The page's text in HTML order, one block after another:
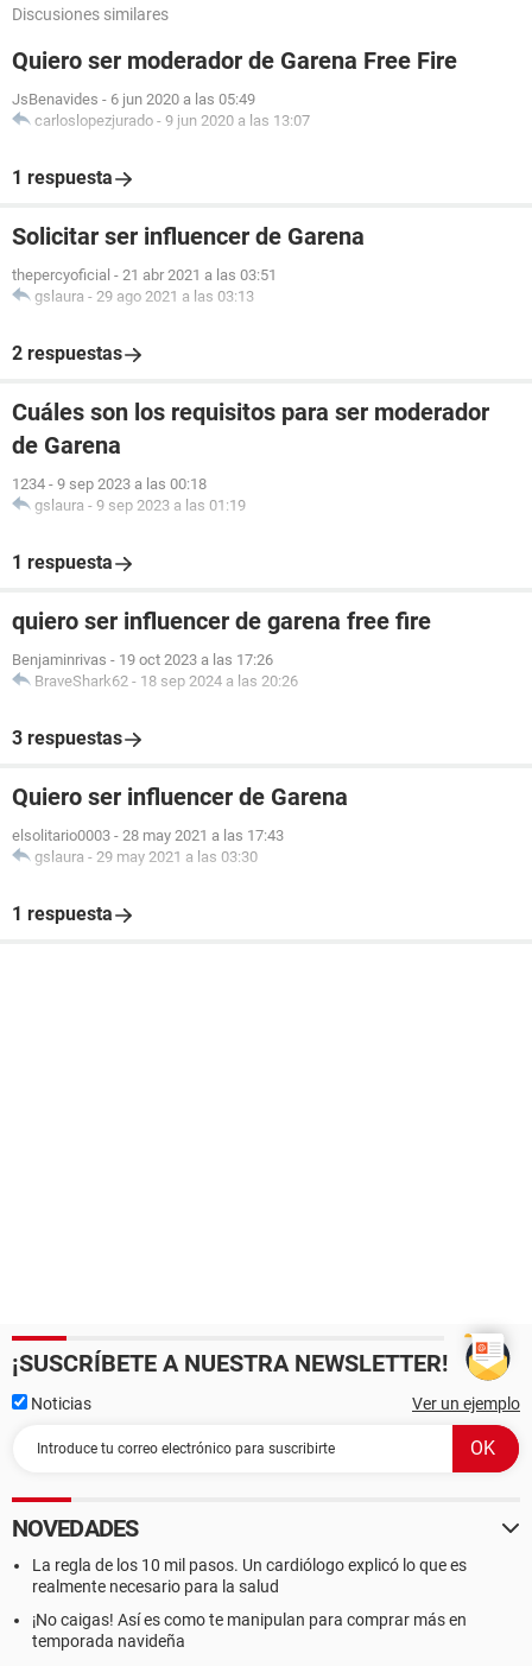
Discusiones similares
Quiero ser moderador de Garena Free Fire
JsBenavides - 6 jun 2020 a las 05:49
carloslopezjurado - 9 jun 2020 a las 13:07
1 respuesta
Solicitar ser influencer de Garena
thepercyoficial - 21 abr 2021 a las 03:51
gslaura - 29 ago 2021 a las 03:13
2 respuestas
Cuáles son los requisitos para ser moderador
de Garena
1234 - 9 sep 2023 a las 00:18
gslaura - 9 sep 2023 a las 01:19
1 respuesta
quiero ser influencer de garena free fire
Benjaminrivas - 19 oct 2023 a las 17:26
BraveShark62 - 18 sep 2024 a las 20:26
3 respuestas
Quiero ser influencer de Garena
elsolitario0003 - 28 may 2021 a las 17:43
gslaura - 29 may 2021 a las 03:30
1 respuesta
¡SUSCRÍBETE A NUESTRA NEWSLETTER!
Noticias Ver un ejemplo
NOVEDADES
La regla de los 10 mil pasos. Un cardiólogo explicó lo que es
realmente necesario para la salud
¡No caigas! Así es como te manipulan para comprar más en
temporada navideña